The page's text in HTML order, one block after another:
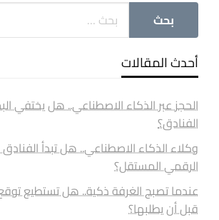
أحدث المقالات
الحجز عبر الذكاء الاصطناعي.. هل يختفي
الفنادق؟
وكلاء الذكاء الاصطناعي.. هل تبدأ
الرقمي المستقل؟
عندما تصبح الغرفة ذكية.. هل تستطيع توقع
قبل أن يطلبها؟